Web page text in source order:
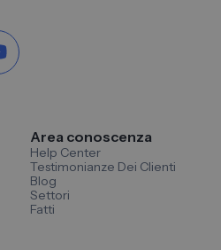
Area conoscenza
Help Center
Testimonianze Dei Clienti
Blog
Settori
Fatti